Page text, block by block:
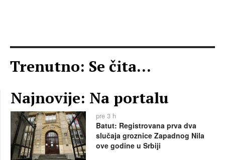
Trenutno: Se čita...
Najnovije: Na portalu
pre 3 h
Batut: Registrovana prva dva
slučaja groznice Zapadnog Nila
ove godine u Srbiji